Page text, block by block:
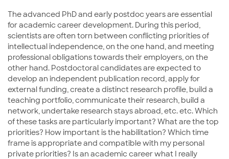
The advanced PhD and early postdoc years are essential
for academic career development. During this period,
scientists are often torn between conflicting priorities of
intellectual independence, on the one hand, and meeting
professional obligations towards their employers, on the
other hand. Postdoctoral candidates are expected to
develop an independent publication record, apply for
external funding, create a distinct research profile, build a
teaching portfolio, communicate their research, build a
network, undertake research stays abroad, etc. etc. Which
of these tasks are particularly important? What are the top
priorities? How important is the habilitation? Which time
frame is appropriate and compatible with my personal
private priorities? Is an academic career what I really